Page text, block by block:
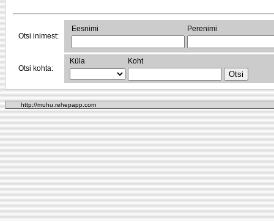
Otsi inimest:
Eesnimi Perenimi
Otsi kohta:
Küla Koht
http://muhu.rehepapp.com